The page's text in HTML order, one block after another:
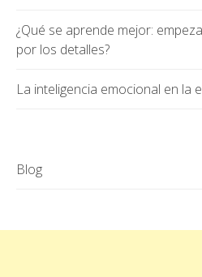
¿Qué se aprende mejor:
por los detalles?
La inteligencia emocional en la
Blog